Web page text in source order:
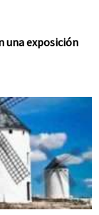
una exposición